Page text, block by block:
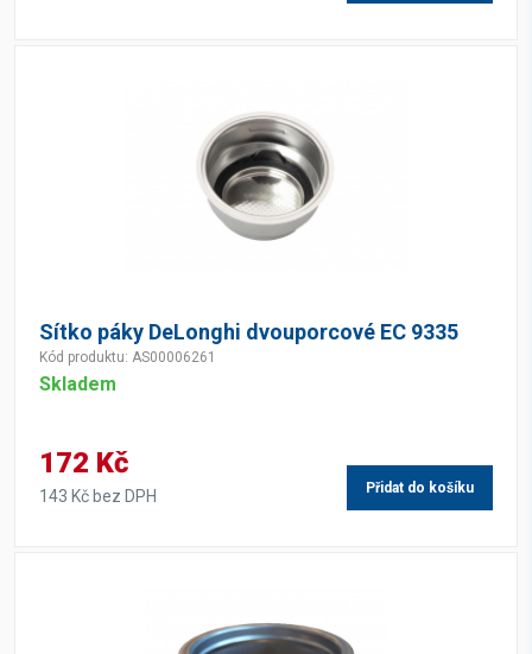
Sítko páky DeLonghi dvouporcové EC 9335
Kód produktu: AS00006261
Skladem
172 Kč
143 Kč bez DPH Přidat do košíku